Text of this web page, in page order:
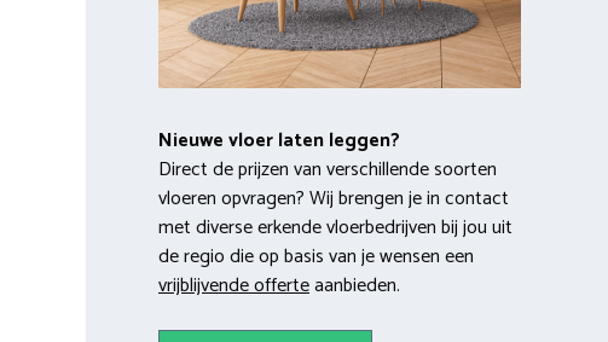
Nieuwe vloer laten leggen?
Direct de prijzen van verschillende soorten
vloeren opvragen? Wij brengen je in contact
met diverse erkende vloerbedrijven bij jou uit
de regio die op basis van je wensen een
vrijblijvende offerteaanbieden.